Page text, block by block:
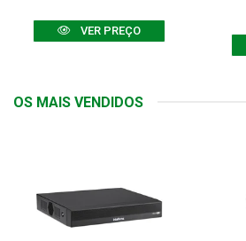
VER PREÇO
OS MAIS VENDIDOS